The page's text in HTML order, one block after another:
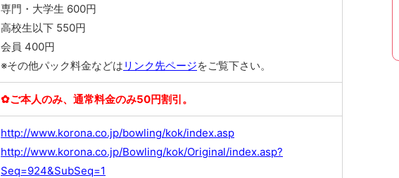
専門・大学生 600円
高校生以下 550円
会員 400円
※その他パック料金などは リンク先ページをご覧下さい。
✿ご本人のみ、通常料金のみ50円割引。
http://www.korona.co.jp/bowling/kok/index.asp
http://www.korona.co.jp/Bowling/kok/Original/index.asp?
Seq=924&SubSeq=1